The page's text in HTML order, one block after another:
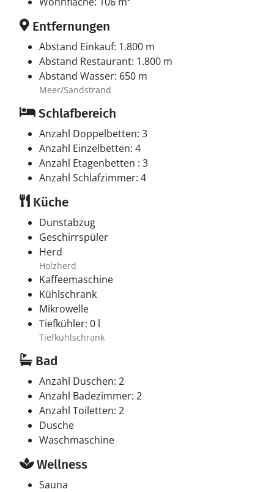
Entfernungen
Abstand Einkauf: 1.800 m
Abstand Restaurant: 1.800 m
Abstand Wasser: 650 m
Meer/Sandstrand
Schlafbereich
Anzahl Doppelbetten: 3
Anzahl Einzelbetten: 4
Anzahl Etagenbetten : 3
Anzahl Schlafzimmer: 4
Küche
Dunstabzug
Geschirrspüler
Herd
Holzherd
Kaffeemaschine
Kühlschrank
Mikrowelle
Tiefkühler: 0 l
Tiefkühlschrank
Bad
Anzahl Duschen: 2
Anzahl Badezimmer: 2
Anzahl Toiletten: 2
Dusche
Waschmaschine
Wellness
Sauna